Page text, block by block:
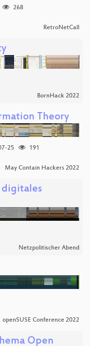
268
RetroNetCall
BornHack 2022
Theory
25
191
May Contain Hackers 2022
Netzpolitischer Abend
openSUSE Conference 2022
Open